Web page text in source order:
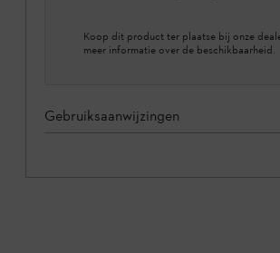
Koop dit product ter plaatse bij onze
meer informatie over de beschikbaarheid.
Gebruiksaanwijzingen